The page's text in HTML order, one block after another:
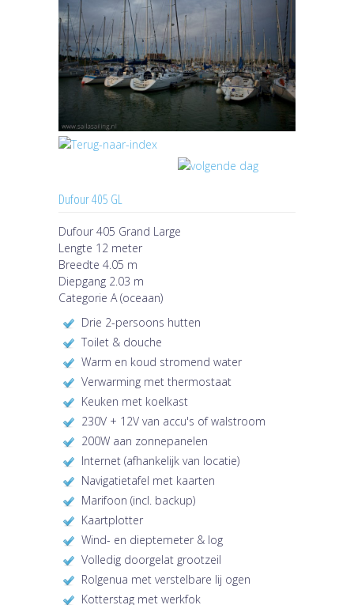
Dufour 405 GL
Dufour 405 Grand Large
Lengte 12 meter
Breedte 4.05 m
Diepgang 2.03 m
Categorie A (oceaan)
Drie 2-persoons hutten
Toilet & douche
Warm en koud stromend water
Verwarming met thermostaat
Keuken met koelkast
230V + 12V van accu's of walstroom
200W aan zonnepanelen
Internet (afhankelijk van locatie)
Navigatietafel met kaarten
Marifoon (incl. backup)
Kaartplotter
Wind- en dieptemeter & log
Volledig doorgelat grootzeil
Rolgenua met verstelbare lij ogen
Kotterstag met werkfok